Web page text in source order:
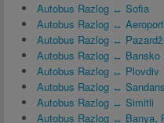
Autobus Razlog ↔ Sofia
Autobus Razlog ↔
Autobus Razlog ↔
Autobus Razlog ↔ Bansko
Autobus Razlog ↔ Plovdiv
Autobus Razlog ↔
Autobus Razlog ↔ Simitli
Autobus Razlog ↔ Banya,